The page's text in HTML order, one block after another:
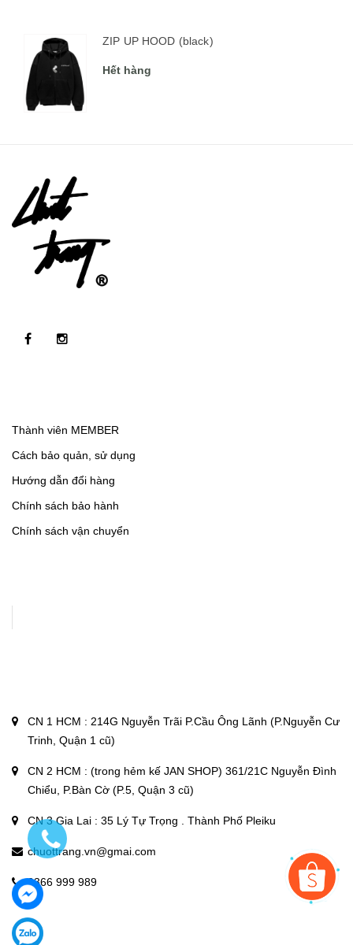
ZIP UP HOOD (black)
Hết hàng
Thành viên MEMBER
Cách bảo quản, sử dụng
Hướng dẫn đổi hàng
Chính sách bảo hành
Chính sách vận chuyển
CN 1 HCM : 214G Nguyễn Trãi P.Cầu Ông Lãnh (P.Nguyễn Cư
Trinh, Quận 1 cũ)
CN 2 HCM : (trong hẻm kế JAN SHOP) 361/21C Nguyễn Đình
Chiểu, P.Bàn Cờ (P.5, Quận 3 cũ)
CN 3 Gia Lai : 35 Lý Tự Trọng . Thành Phố Pleiku
chuottrang.vn@gmai.com
0366 999 989